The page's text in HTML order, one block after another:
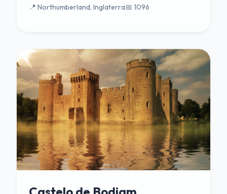
📍 Northumberland, Inglaterra📅 1096